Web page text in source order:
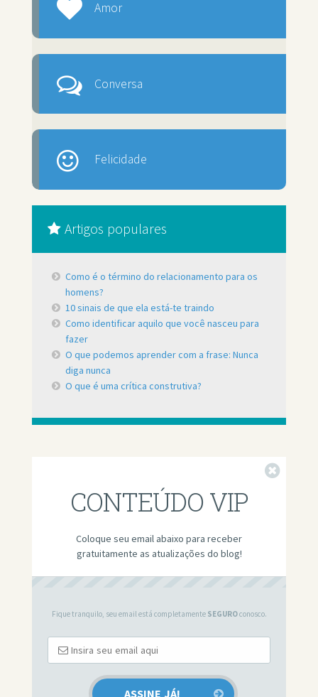
Amor
Conversa
Felicidade
Artigos populares
Como é o término do relacionamento para os
homens?
10 sinais de que ela está-te traindo
Como identificar aquilo que você nasceu para
fazer
O que podemos aprender com a frase: Nunca
diga nunca
O que é uma crítica construtiva?
CONTEÚDO VIP
Coloque seu email abaixo para receber
gratuitamente as atualizações do blog!
Fique tranquilo, seu email está completamente SEGUROconosco.